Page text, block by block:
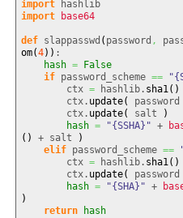
import
hashlib
import
base64
def slappasswd ( password ,
om(4) ) :
hash =
False
if password_scheme ==
        ctx
= hashlib. sha1( )
        ctx.
update( password
        ctx.
update( salt
)
hash = "{SSHA}" +
( ) + salt
)
elif password_scheme ==
        ctx
= hashlib. sha1( )
        ctx.
update( password
hash = "{SHA}" +
)
return
hash